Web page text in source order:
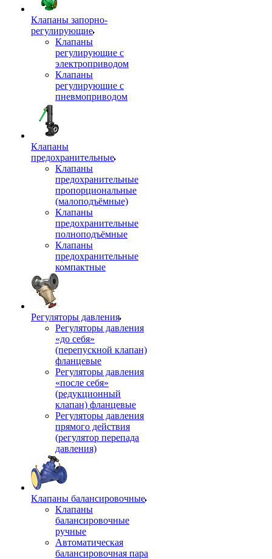
Клапаны запорно-
регулирующие
Клапаны
регулирующие с
электроприводом
Клапаны
регулирующие с
пневмоприводом
Клапаны
предохранительные
Клапаны
предохранительные
пропорциональные
(малоподъёмные)
Клапаны
предохранительные
полноподъёмные
Клапаны
предохранительные
компактные
Регуляторы давления
Регуляторы давления
«до себя»
(перепускной клапан)
фланцевые
Регуляторы давления
«после себя»
(редукционный
клапан) фланцевые
Регуляторы давления
прямого действия
(регулятор перепада
давления)
Клапаны балансировочные
Клапаны
балансировочные
ручные
Автоматическая
балансировочная пара